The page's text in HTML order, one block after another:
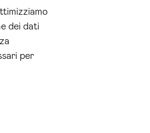
dei dati
per